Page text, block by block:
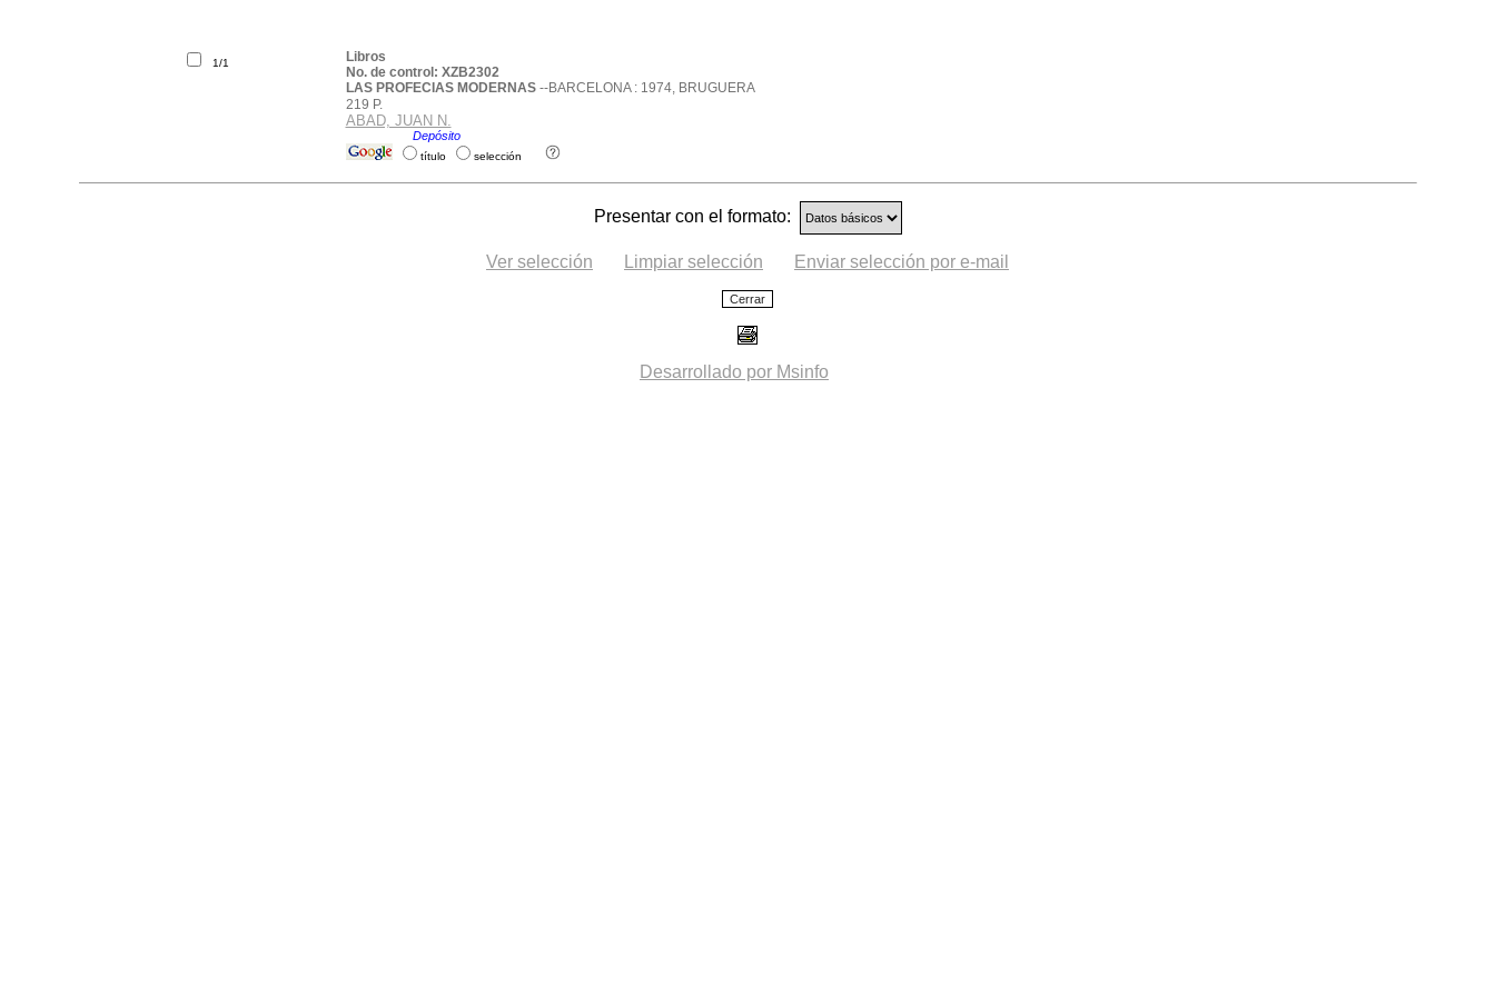
1/1
Libros
No. de control: XZB2302
LAS PROFECIAS MODERNAS--BARCELONA : 1974, BRUGUERA
219 P.
ABAD, JUAN N.
Depósito.
título selección
Presentar con el formato:
Ver selección Limpiar selección Enviar selección por e-mail
Desarrollado por Msinfo